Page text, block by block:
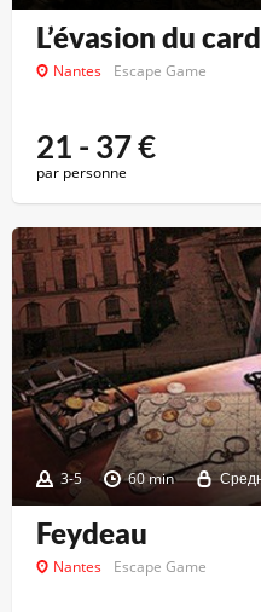
L’évasion du
Nantes Escape Game
21 - 37€
par personne
3-5 60 min
Feydeau
Nantes Escape Game